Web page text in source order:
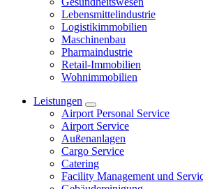
Lebensmittelindustrie
Logistikimmobilien
Maschinenbau
Pharmaindustrie
Retail-Immobilien
Wohnimmobilien
Leistungen
Airport Personal Service
Airport Service
Außenanlagen
Cargo Service
Catering
Facility Management und